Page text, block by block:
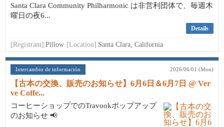
Santa Clara Community Philharmonic は非営利団体で、毎週木
曜日の夜6...
Details
[Registrant] Pillow [Location] Santa Clara, California
Intercambio de información 2026/06/01 (Mon)
【古本の交換、販売のお知らせ】6月6日＆6月7日 @ Ver
ve Coffe...
コーヒーショップでのTravookポップアップ
のお知らせ 📢